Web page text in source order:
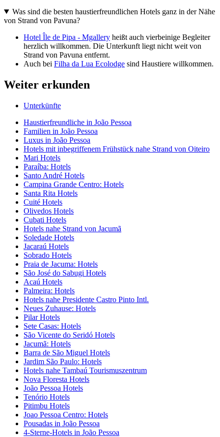
Was sind die besten haustierfreundlichen Hotels ganz in der Nähe
von Strand von Pavuna?
Hotel Île de Pipa - Mgallery heißt auch vierbeinige Begleiter
herzlich willkommen. Die Unterkunft liegt nicht weit von
Strand von Pavuna entfernt.
Auch bei Filha da Lua Ecolodge sind Haustiere willkommen.
Weiter erkunden
Unterkünfte
Haustierfreundliche in João Pessoa
Familien in João Pessoa
Luxus in João Pessoa
Hotels mit inbegriffenem Frühstück nahe Strand von Oiteiro
Mari Hotels
Paraíba: Hotels
Santo André Hotels
Campina Grande Centro: Hotels
Santa Rita Hotels
Cuité Hotels
Olivedos Hotels
Cubati Hotels
Hotels nahe Strand von Jacumã
Soledade Hotels
Jacaraú Hotels
Sobrado Hotels
Praia de Jacuma: Hotels
São José do Sabugi Hotels
Acaú Hotels
Palmeira: Hotels
Hotels nahe Presidente Castro Pinto Intl.
Neues Zuhause: Hotels
Pilar Hotels
Sete Casas: Hotels
São Vicente do Seridó Hotels
Jacumã: Hotels
Barra de São Miguel Hotels
Jardim São Paulo: Hotels
Hotels nahe Tambaú Tourismuszentrum
Nova Floresta Hotels
João Pessoa Hotels
Tenório Hotels
Pitimbu Hotels
Joao Pessoa Centro: Hotels
Pousadas in João Pessoa
4-Sterne-Hotels in João Pessoa